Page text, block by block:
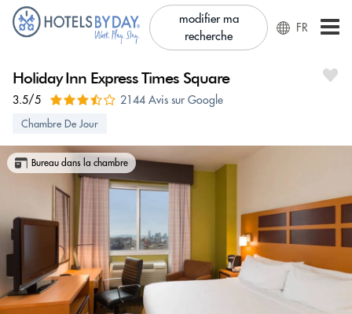
modifier ma
recherche
FR
Holiday Inn Express Times Square
3.5/5 2144 Avis sur Google
Chambre De Jour
Bureau dans la chambre